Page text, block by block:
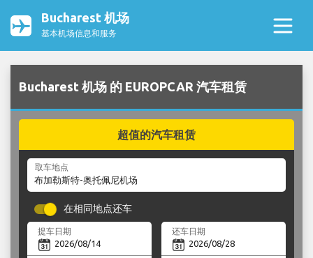
Bucharest 机场
基本机场信息和服务
Bucharest 机场 的 EUROPCAR 汽车租赁
超值的汽车租赁
取车地点
在相同地点还车
提车日期 还车日期